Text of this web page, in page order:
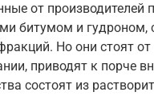
от
битумом и гудроном,
Но они стоят
приводят к порче
состоят из